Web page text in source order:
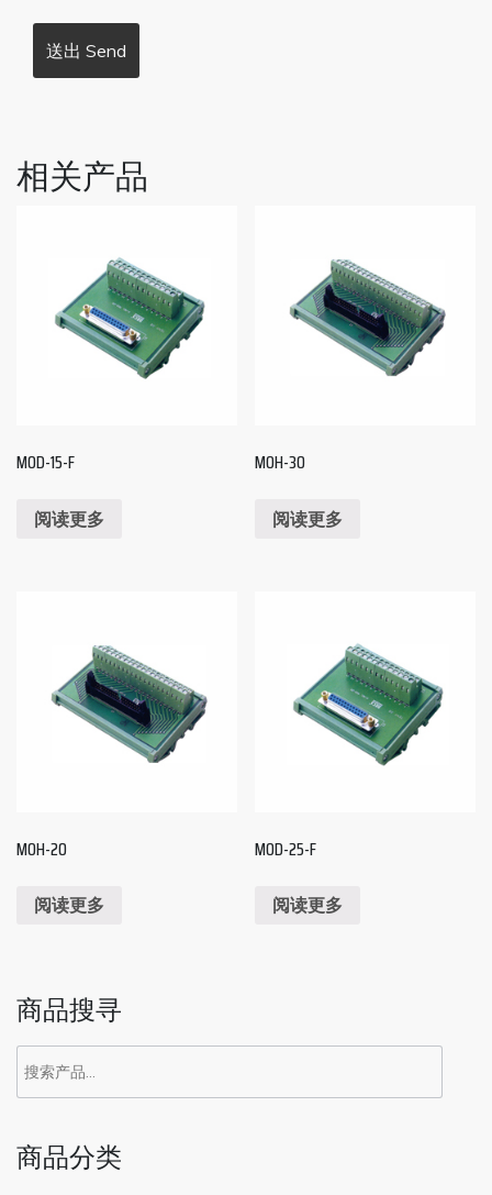
相关产品
MOD-15-F
阅读更多
MOH-30
阅读更多
MOH-20
阅读更多
MOD-25-F
阅读更多
商品搜寻
商品分类